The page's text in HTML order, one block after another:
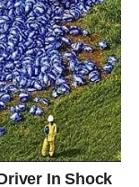
kako bi se
proteinima i
zdrave
da ona izbjegava
za
isto vrijeme, a
postiže duži
da se regeneriše i